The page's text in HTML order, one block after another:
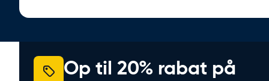
Op til 20% rabat på